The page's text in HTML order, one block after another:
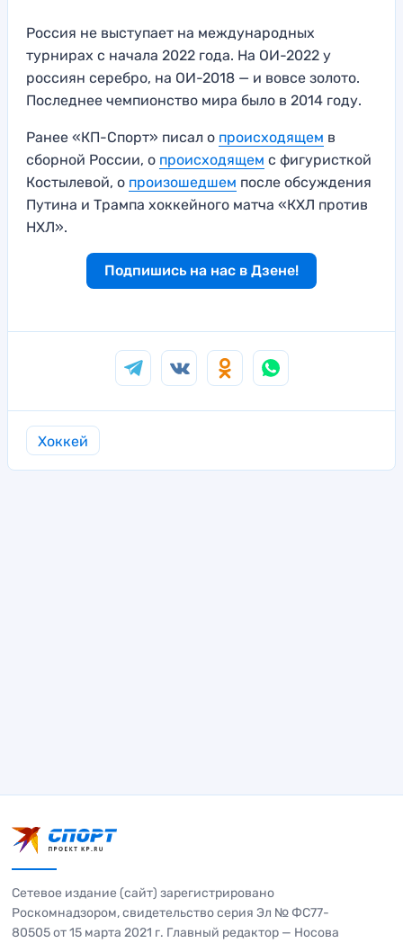
Россия не выступает на международных
турнирах с начала 2022 года. На ОИ-2022 у
россиян серебро, на ОИ-2018 — и вовсе золото.
Последнее чемпионство мира было в 2014 году.
Ранее «КП-Спорт» писал о происходящем в
сборной России, о происходящем с фигуристкой
Костылевой, о произошедшем после обсуждения
Путина и Трампа хоккейного матча «КХЛ против
НХЛ».
Подпишись на нас в Дзене!
Хоккей
Сетевое издание (сайт) зарегистрировано
Роскомнадзором, свидетельство серия Эл № ФС77-
80505 от 15 марта 2021 г. Главный редактор — Носова